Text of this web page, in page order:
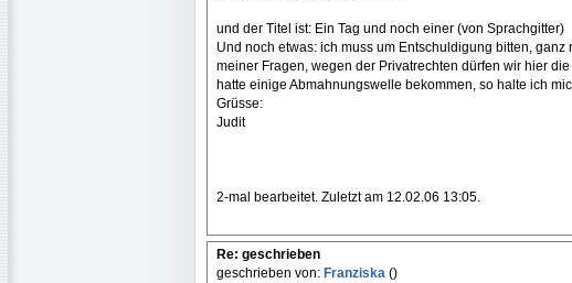
und der Titel ist: Ein Tag und noch einer (von Sprachgitter)
Und noch etwas: ich muss um Entschuldigung bitten,
meiner Fragen, wegen der Privatrechten dürfen wir hier
hatte einige Abmahnungswelle bekommen, so halte ich
Grüsse:
Judit
2-mal bearbeitet. Zuletzt am 12.02.06 13:05.
Re: geschrieben
geschrieben von: Franziska ()